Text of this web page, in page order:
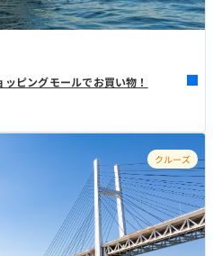
ピングモールでお買い物！
クルーズ